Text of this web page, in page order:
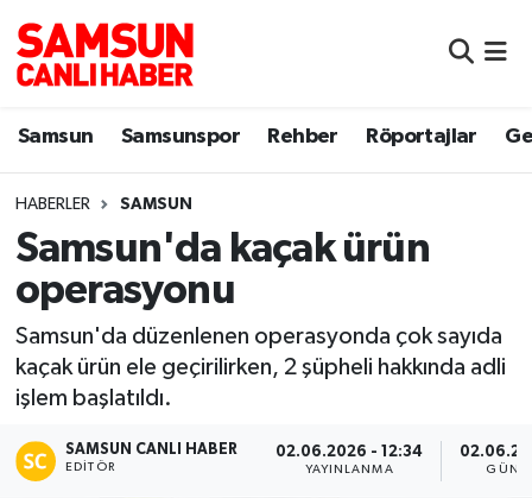
Samsun Samsunspor Rehber Röportajlar
HABERLER SAMSUN
Samsun'da kaçak ürün
operasyonu
Samsun'da düzenlenen operasyonda çok sayıda
kaçak ürün ele geçirilirken, 2 şüpheli hakkında adli
işlem başlatıldı.
SAMSUN CANLI HABER
EDITÖR
02.06.2026 - 12:34
YAYINLANMA
Samsun
Sokak Röportajları
Dünya
Eğitim
Sağlık
Samsun Nöbetçi Eczaneler
Samsun Hava Durumu
Samsun Namaz Vakitleri
Samsun Trafik Yoğunluk Haritası
Süper Lig Puan Durumu ve Fikstür
Tüm Manşetler
Son Dakika Haberleri